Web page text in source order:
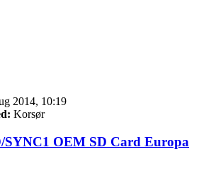
2014, 10:19
Korsør
SYNC1 OEM SD Card Europa